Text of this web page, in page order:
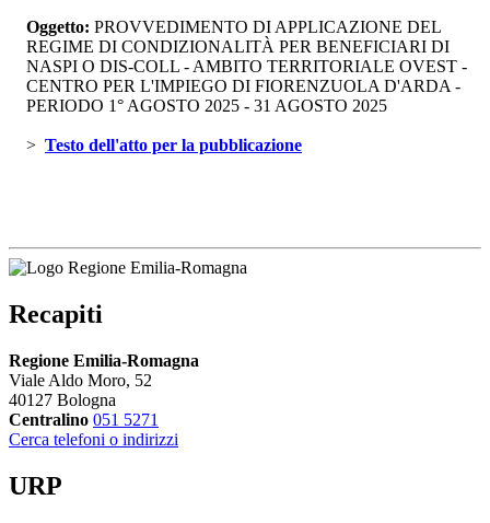
Oggetto: PROVVEDIMENTO DI APPLICAZIONE DEL
REGIME DI CONDIZIONALITÀ PER BENEFICIARI DI
NASPI O DIS-COLL - AMBITO TERRITORIALE OVEST -
CENTRO PER L'IMPIEGO DI FIORENZUOLA D'ARDA -
PERIODO 1° AGOSTO 2025 - 31 AGOSTO 2025
> Testo dell'atto per la pubblicazione
Recapiti
Regione Emilia-Romagna
Viale Aldo Moro, 52
40127 Bologna
Centralino 051 5271
Cerca telefoni o indirizzi
URP